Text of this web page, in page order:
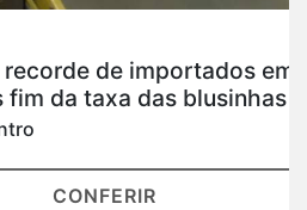
de importados em
taxa das blusinhas
CONFERIR